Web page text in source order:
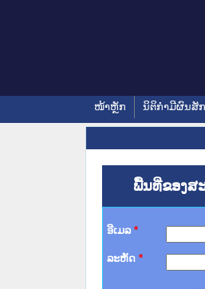
ໜ້າຫຼັກ ນິຕິກໍາມີຜົນສັ
ພື້ນທີ່ຂອງສ
ອີເມລ *
ລະຫັດ *